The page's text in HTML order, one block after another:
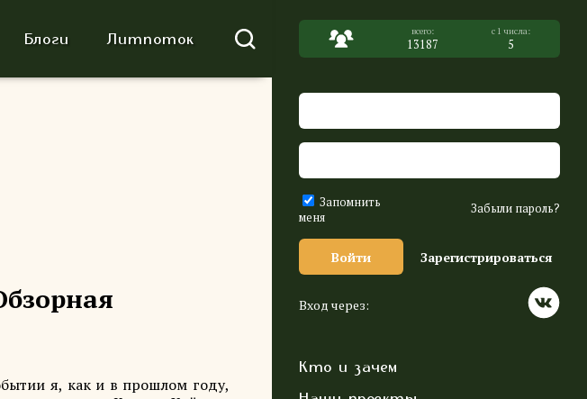
13187 5
Запомнить
меня
Забыли пароль?
Войти Зарегистрироваться
Вход через:
Кто и зачем
Блоги Литпоток
я, как и в прошлом году,